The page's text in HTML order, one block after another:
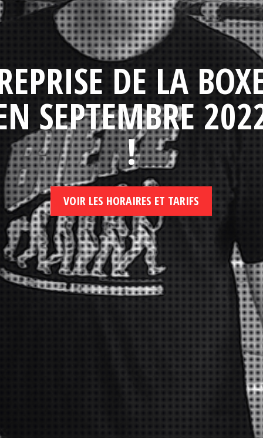
DE LA
SEPTEMBRE
!
VOIR LES HORAIRES ET TARIFS